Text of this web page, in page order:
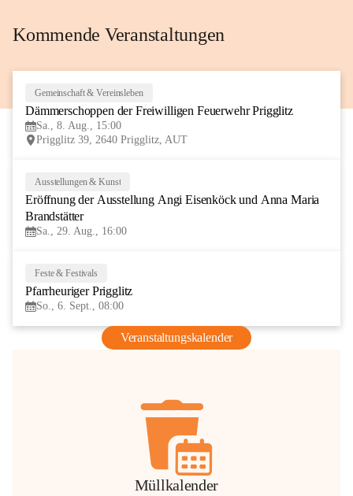
Kommende Veranstaltungen
Gemeinschaft & Vereinsleben
Dämmerschoppen der Freiwilligen Feuerwehr Prigglitz
Sa., 8. Aug., 15:00
Prigglitz 39, 2640 Prigglitz, AUT
AUG
Ausstellungen & Kunst
Eröffnung der Ausstellung Angi Eisenköck und Anna Maria
Brandstätter
Sa., 29. Aug., 16:00
Feste & Festivals
Pfarrheuriger Prigglitz
So., 6. Sept., 08:00
Veranstaltungskalender
Müllkalender